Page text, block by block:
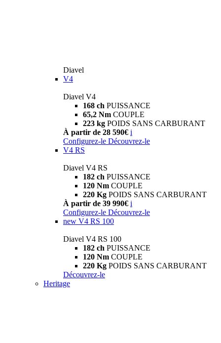
Diavel
V4
Diavel V4
168 ch PUISSANCE
65,2 Nm COUPLE
223 kg POIDS SANS CARBURANT
À partir de 28 590€ i
Configurez-le Découvrez-le
V4 RS
Diavel V4 RS
182 ch PUISSANCE
120 Nm COUPLE
220 Kg POIDS SANS CARBURANT
À partir de 39 990€ i
Configurez-le Découvrez-le
new V4 RS 100
Diavel V4 RS 100
182 ch PUISSANCE
120 Nm COUPLE
220 Kg POIDS SANS CARBURANT
Découvrez-le
Heritage